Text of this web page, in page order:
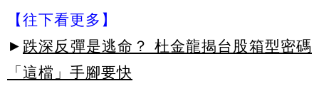
【往下看更多】
► 跌深反彈是逃命？ 杜金龍揭台股箱型密碼
「這檔」手腳要快